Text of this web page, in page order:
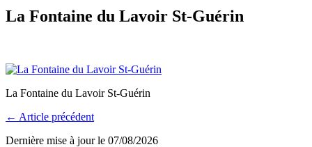
La Fontaine du Lavoir St-Guérin
La Fontaine du Lavoir St-Guérin
← Article précédent
Dernière mise à jour le 07/08/2026